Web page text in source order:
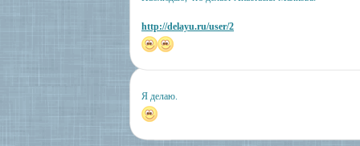
http://delayu.ru/user/2
Я делаю.